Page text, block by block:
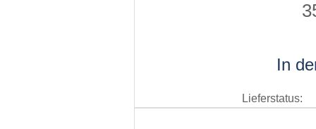
In
Lieferstatus: